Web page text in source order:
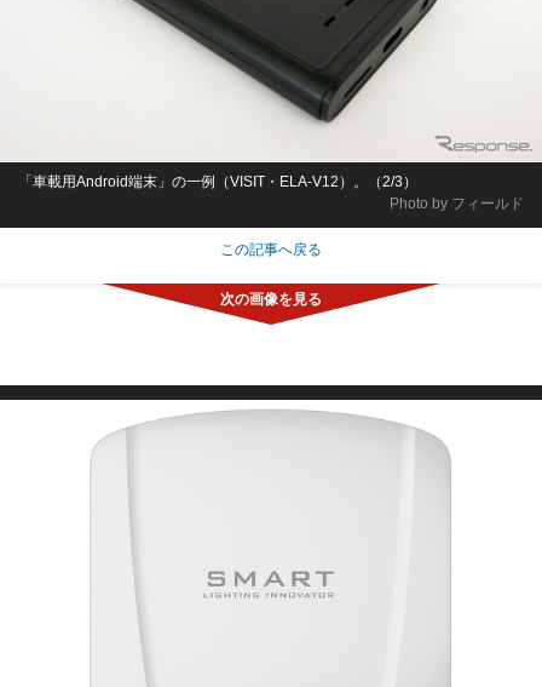
Photo by フィールド
「車載用Android端末」の一例（VISIT・ELA-V12）。（2/3）
この記事へ戻る